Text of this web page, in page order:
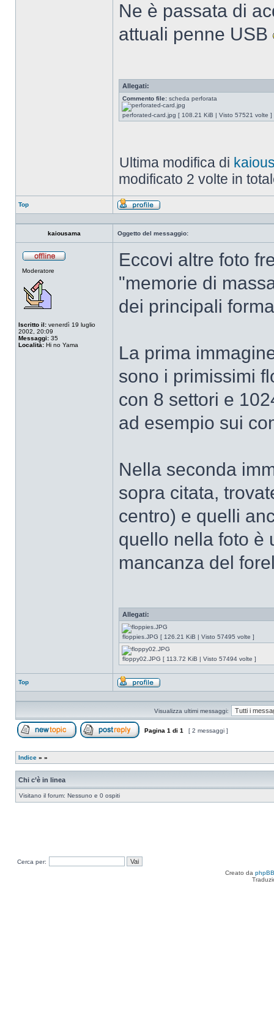
Ne è passata di
attuali penne USB
Allegati:
Commento file: scheda perforata
perforated-card.jpg [ 108.21 KiB | Visto 57521 volte ]
Ultima modifica di
modificato 2 volte in
Top
Profilo
kaiousama Oggetto del messaggio:
Moderatore
Iscritto il: venerdì 19 luglio
2002, 20:09
Messaggi: 35
Località: Hi no Yama
Eccovi altre foto
"memorie di
dei principali
La prima
sono i primissimi
con 8 settori e
ad esempio sui
Nella seconda
sopra citata,
centro) e quelli
quello nella foto è
mancanza del
Allegati:
floppies.JPG [ 126.21 KiB | Visto 57495 volte ]
floppy02.JPG [ 113.72 KiB | Visto 57494 volte ]
Top
Profilo
Visualizza ultimi messaggi:
Pagina 1 di 1 [ 2 messaggi ]
Indice » »
Chi c’è in linea
Visitano il forum: Nessuno e 0 ospiti
Cerca per:
Creato da phpBB